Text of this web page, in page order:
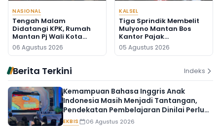
NASIONAL
Tengah Malam
Didatangi KPK, Rumah
Mantan Pj Wali Kota
Digeledah, Empat Koper
Dibawa
06 Agustus 2026
KALSEL
Tiga Sprindik Membelit
Mulyono Mantan Bos
Kantor Pajak
Banjarmasin
05 Agustus 2026
Berita Terkini Indeks
Kemampuan Bahasa Inggris Anak
Indonesia Masih Menjadi Tantangan,
Pendekatan Pembelajaran Dinilai Perlu
Berubah
EKBIS 06 Agustus 2026